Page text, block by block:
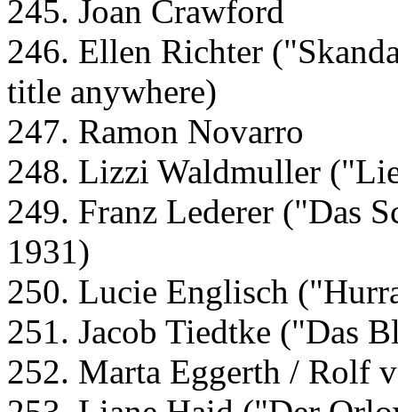
245. Joan Crawford
246. Ellen Richter
title anywhere)
247. Ramon Novarro
248. Lizzi Waldmuller
249. Franz Lederer ("Das
1931)
250. Lucie Englisch
251. Jacob Tiedtke ("Das
252. Marta Eggerth / Rolf